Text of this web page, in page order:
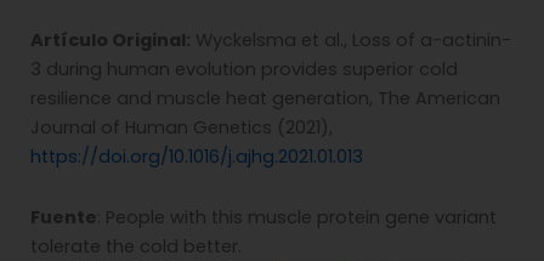
Artículo Original: Wyckelsma et al., Loss of a-actinin-
3 during human evolution provides superior cold
resilience and muscle heat generation, The American
Journal of Human Genetics (2021),
https://doi.org/10.1016/j.ajhg.2021.01.013
Fuente: People with this muscle protein gene variant
tolerate the cold better.